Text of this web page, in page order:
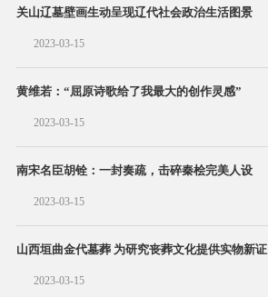
关山辽墓壁画生动呈现辽代社会政治生活图景
2023-03-15
黄维若：“屈原诗歌给了我最大的创作灵感”
2023-03-15
南宋名臣胡铨：一封奏疏，击碎秦桧完美人设
2023-03-15
山西垣曲金代墓葬 为研究丧葬文化提供实物新证
2023-03-15